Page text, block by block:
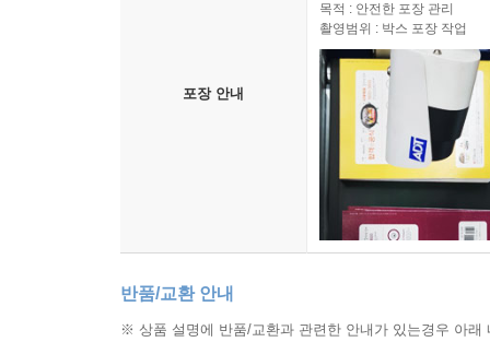
포장 안내
목적 : 안전한 포장 관리
촬영범위 : 박스 포장 작업
반품/교환 안내
※ 상품 설명에 반품/교환과 관련한 안내가 있는경우 아